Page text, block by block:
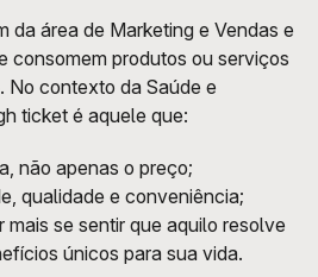
da área de Marketing e Vendas e
consomem produtos ou serviços
No contexto da Saúde e
ticket é aquele que:
não apenas o preço;
qualidade e conveniência;
mais se sentir que aquilo resolve
únicos para sua vida.